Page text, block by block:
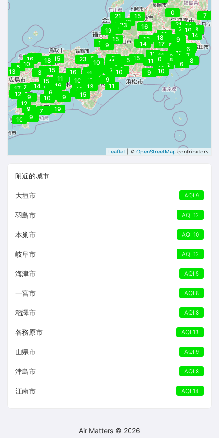
12
14
7
13
10
14
9
9
10
12
22
12 7
14
8
10
11
18
14
10
9
16 7
23
17
15
13
11
14
12
10
16
13
3
8
23
10
10
11
9
21
12
7
18
8
15
5
19
7
13
12
13
6
8
25
17
18
11
10
9
13
14
11
15
6
11
11
19
17
10
10
13
9
11
10
12
9
21
6
0
11
12
10 6
8
22
12
10
15
25
2
10
15
10
11
9
17
9
11
9
9
26
13 11
17
8
9
15
22
16
16 10
8
8
12
25
14
15
9
8
6
11
15
Leaflet | © OpenStreetMap contributors
附近的城市
大垣市 AQI 9
羽島市 AQI 12
本巢市 AQI 10
岐阜市 AQI 12
海津市 AQI 5
一宮市 AQI 8
稻澤市 AQI 8
各務原市 AQI 13
山県市 AQI 9
津島市 AQI 8
江南市 AQI 14
Air Matters © 2026